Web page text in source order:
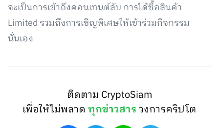
จะเป็นการเข้าถึงคอนเทนต์ลับ การได้ซื้อสินค้า
Limited รวมถึงการเชิญพิเศษให้เข้าร่วมกิจกรรม
นั่นเอง
ติดตาม CryptoSiam
เพื่อให้ไม่พลาดทุกข่าวสารวงการคริปโต